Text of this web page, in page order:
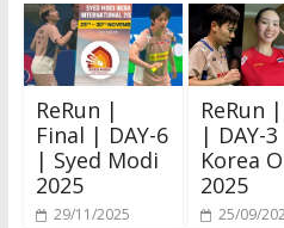
ReRun |
Final | DAY-6
| Syed Modi
2025
29/11/2025
ReRun
| DAY-
Korea
2025
25/09/